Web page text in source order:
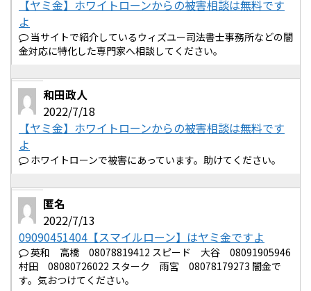
【ヤミ金】ホワイトローンからの被害相談は無料です
よ
当サイトで紹介しているウィズユー司法書士事務所などの闇
金対応に特化した専門家へ相談してください。
和田政人
2022/7/18
【ヤミ金】ホワイトローンからの被害相談は無料です
よ
ホワイトローンで被害にあっています。助けてください。
匿名
2022/7/13
09090451404【スマイルローン】はヤミ金ですよ
英和 高橋 08078819412 スピード 大谷 08091905946
村田 08080726022 スターク 雨宮 08078179273 闇金で
す。気おつけてください。